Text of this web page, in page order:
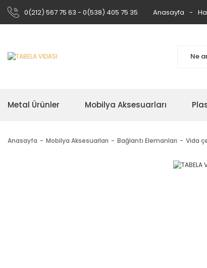
0(212) 567 75 63 - 0(538) 405 75 35 Anasayfa
Metal Ürünler Mobilya Aksesuarları
Anasayfa Mobilya Aksesuarları Bağlantı Elemanları Vida